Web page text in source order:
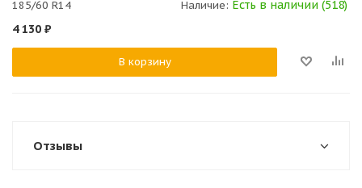
185/60 R14 Наличие: Есть в наличии (518)
4 130 ₽
В корзину
Отзывы